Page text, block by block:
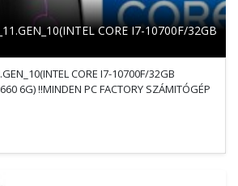
CORE I7-10700F/32GB
CORE I7-10700F/32GB
6G) !!MINDEN PC FACTORY SZÁMITÓGÉP